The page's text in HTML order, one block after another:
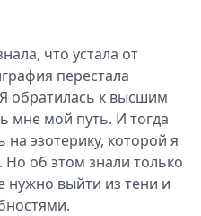
что устала от
перестала
обратилась к высшим
мне мой путь. И тогда
на эзотерику, которой я
Но об этом знали только
нужно выйти из тени и